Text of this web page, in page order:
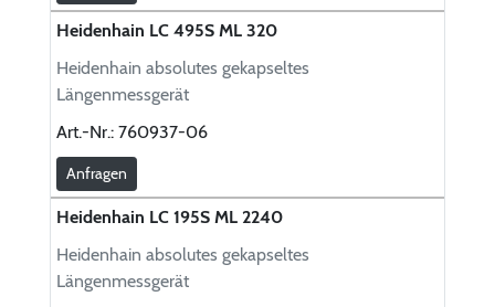
Heidenhain LC 495S ML 320
Heidenhain absolutes gekapseltes
Längenmessgerät
Art.-Nr.: 760937-06
Anfragen
Heidenhain LC 195S ML 2240
Heidenhain absolutes gekapseltes
Längenmessgerät